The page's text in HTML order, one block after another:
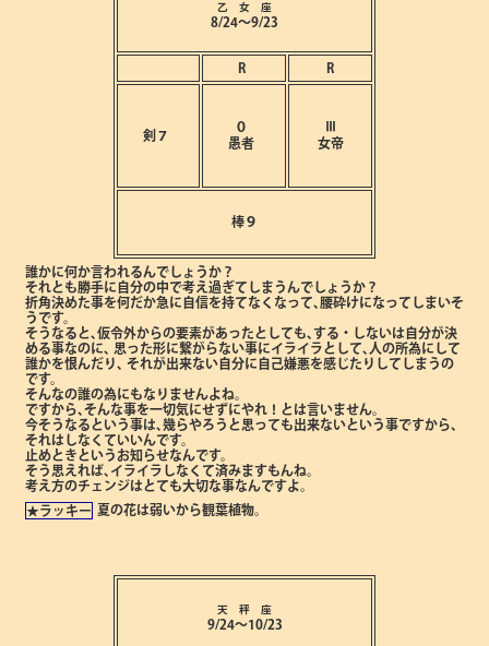
乙 女 座
8/24～9/23
R R
剣７
０
愚者
女帝
棒９
誰かに何か言われるんでしょうか？
それとも勝手に自分の中で考え過ぎてしまうんでしょうか？
折角決めた事を何だか急に自信を持てなくなって､腰砕けになってしまいそ
うです。
そうなると､仮令外からの要素があったとしても､する・しないは自分が決
める事なのに､
思った形に繋がらない事にイライラとして､人の所為にして
誰かを恨んだり､ それが出来ない自分に自己嫌悪を感じたりしてしまうの
です。
そんなの誰の為にもなりませんよね。
ですから､そんな事を一切気にせずにやれ！とは言いません。
今そうなるという事は､幾らやろうと思っても出来ないという事ですから､
それはしなくていいんです。
止めときというお知らせなんです。
そう思えれば､イライラしなくて済みますもんね。
考え方のチェンジはとても大切な事なんですよ。
★ラッキー 夏の花は弱いから観葉植物。
天 秤 座
9/24～10/23